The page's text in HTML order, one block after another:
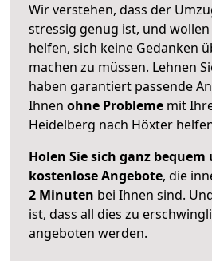
Wir verstehen, dass der
stressig genug ist, und
helfen, sich keine Gedanken
machen zu müssen. Lehnen
haben garantiert passende
Ihnen ohne Probleme mit
Heidelberg nach Höxter
Holen Sie sich ganz
kostenlose Angebote, die
2 Minuten bei Ihnen sind.
ist, dass all dies zu
angeboten werden.